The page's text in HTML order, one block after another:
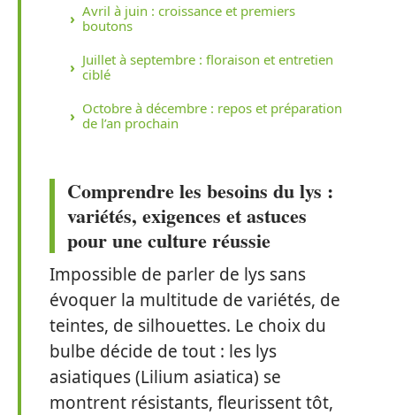
Avril à juin : croissance et premiers
boutons
Juillet à septembre : floraison et entretien
ciblé
Octobre à décembre : repos et préparation
de l’an prochain
Comprendre les besoins du lys :
variétés, exigences et astuces
pour une culture réussie
Impossible de parler de lys sans
évoquer la multitude de variétés, de
teintes, de silhouettes. Le choix du
bulbe décide de tout : les lys
asiatiques (Lilium asiatica) se
montrent résistants, fleurissent tôt,